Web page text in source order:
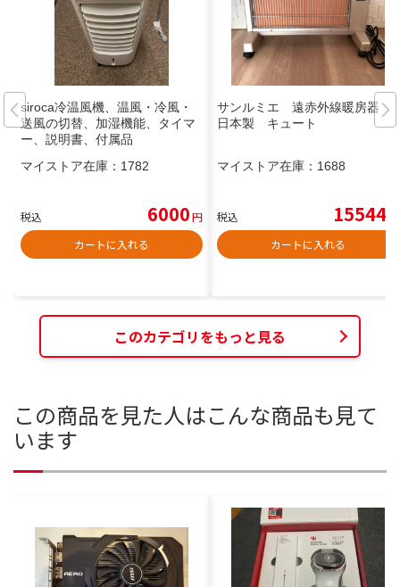
siroca冷温風機、温風・冷風・
送風の切替、加湿機能、タイマ
ー、説明書、付属品
マイストア在庫： 1782
税込 6000円
カートに入れる
サンルミエ 遠赤外線暖房器
日本製 キュート
マイストア在庫： 1688
税込 15544
カートに入れる
このカテゴリをもっと見る
この商品を見た人はこんな商品も見て
います